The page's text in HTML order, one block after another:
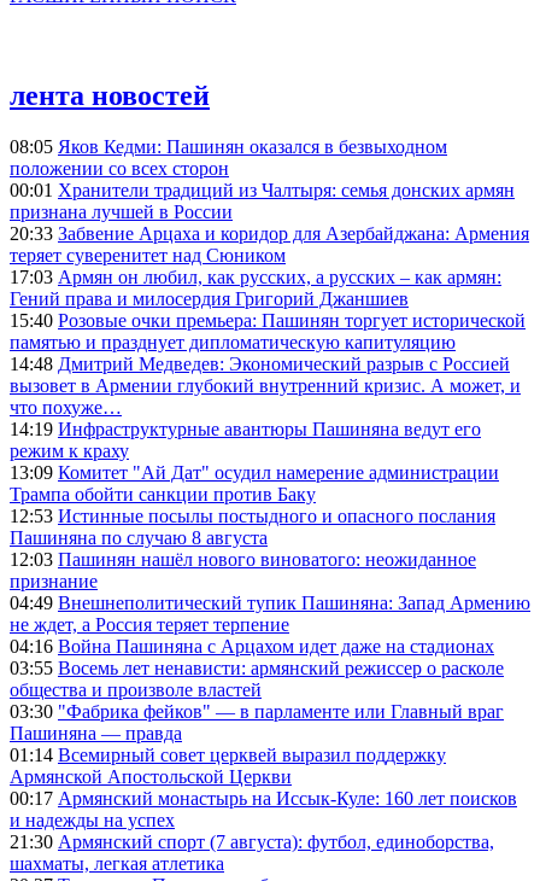
лента новостей
08:05 Яков Кедми: Пашинян оказался в безвыходном
положении со всех сторон
00:01 Хранители традиций из Чалтыря: семья донских армян
признана лучшей в России
20:33 Забвение Арцаха и коридор для Азербайджана: Армения
теряет суверенитет над Сюником
17:03 Армян он любил, как русских, а русских – как армян:
Гений права и милосердия Григорий Джаншиев
15:40 Розовые очки премьера: Пашинян торгует исторической
памятью и празднует дипломатическую капитуляцию
14:48 Дмитрий Медведев: Экономический разрыв с Россией
вызовет в Армении глубокий внутренний кризис. А может, и
что похуже…
14:19 Инфраструктурные авантюры Пашиняна ведут его
режим к краху
13:09 Комитет "Ай Дат" осудил намерение администрации
Трампа обойти санкции против Баку
12:53 Истинные посылы постыдного и опасного послания
Пашиняна по случаю 8 августа
12:03 Пашинян нашёл нового виноватого: неожиданное
признание
04:49 Внешнеполитический тупик Пашиняна: Запад Армению
не ждет, а Россия теряет терпение
04:16 Война Пашиняна с Арцахом идет даже на стадионах
03:55 Восемь лет ненависти: армянский режиссер о расколе
общества и произволе властей
03:30 "Фабрика фейков" — в парламенте или Главный враг
Пашиняна — правда
01:14 Всемирный совет церквей выразил поддержку
Армянской Апостольской Церкви
00:17 Армянский монастырь на Иссык-Куле: 160 лет поисков
и надежды на успех
21:30 Армянский спорт (7 августа): футбол, единоборства,
шахматы, легкая атлетика